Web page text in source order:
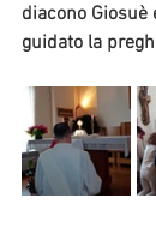
diacono
guidato la